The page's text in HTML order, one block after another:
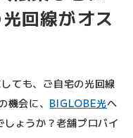
回線がオス
ても、ご自宅の光回線
会に、 BIGLOBE光へ
ょうか？老舗プロバイ